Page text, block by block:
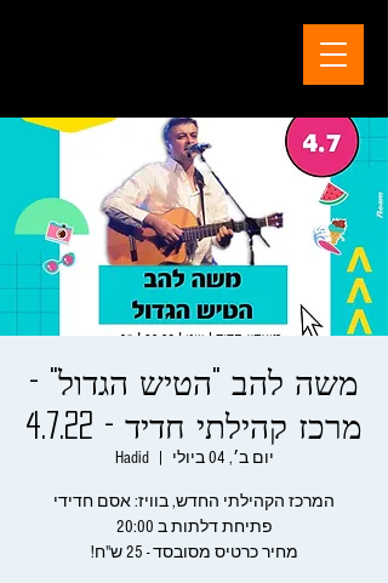
משה להב "הטיש הגדול" -
מרכז קהילתי חדיד - 4.7.22
יום ב׳, 04 ביולי Hadid
מחיר כרטיס מסובסד - 25 ש"ח!